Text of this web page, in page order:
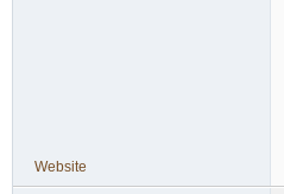
Website